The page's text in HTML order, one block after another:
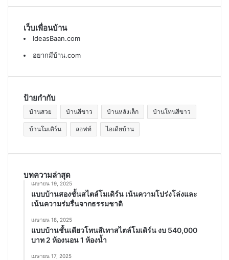
เว็บเพื่อนบ้าน
IdeasBaan.com
อยากมีบ้าน.com
ป้ายกำกับ
บ้านสวย บ้านสีขาว บ้านหลังเล็ก บ้านโทนสีขาว
บ้านโมเดิร์น ลอฟท์ ไอเดียบ้าน
บทความล่าสุด
เมษายน 19, 2025
แบบบ้านสองชั้นสไตล์โมเดิร์น เน้นความโปร่งโล่งและ
เน้นความร่มรื่นจากธรรมชาติ
เมษายน 18, 2025
แบบบ้านชั้นเดียวโทนสีเทาสไตล์โมเดิร์น งบ 540,000
บาท 2 ห้องนอน 1 ห้องน้ำ
เมษายน 17, 2025